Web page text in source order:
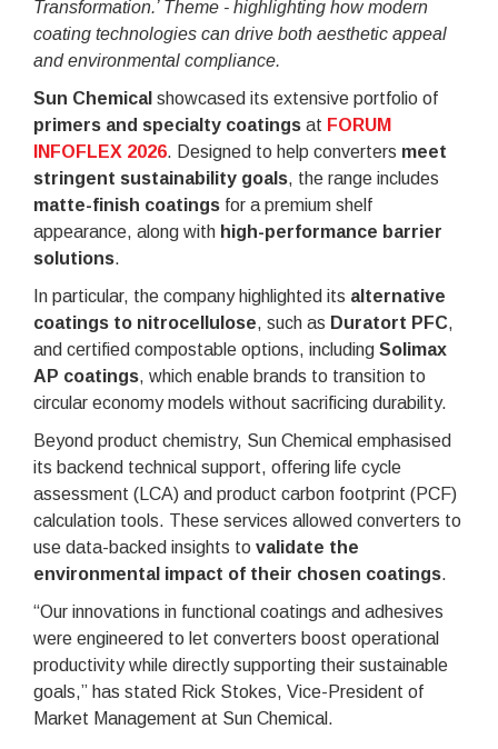
Transformation.’ Theme - highlighting how modern
coating technologies can drive both aesthetic appeal
and environmental compliance.
Sun Chemical showcased its extensive portfolio of
primers and specialty coatings at FORUM
INFOFLEX 2026. Designed to help converters meet
stringent sustainability goals, the range includes
matte-finish coatings for a premium shelf
appearance, along with high-performance barrier
solutions.
In particular, the company highlighted its alternative
coatings to nitrocellulose, such as Duratort PFC,
and certified compostable options, including Solimax
AP coatings, which enable brands to transition to
circular economy models without sacrificing durability.
Beyond product chemistry, Sun Chemical emphasised
its backend technical support, offering life cycle
assessment (LCA) and product carbon footprint (PCF)
calculation tools. These services allowed converters to
use data-backed insights to validate the
environmental impact of their chosen coatings.
“Our innovations in functional coatings and adhesives
were engineered to let converters boost operational
productivity while directly supporting their sustainable
goals,” has stated Rick Stokes, Vice-President of
Market Management at Sun Chemical.